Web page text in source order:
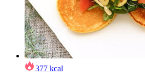
377 kcal